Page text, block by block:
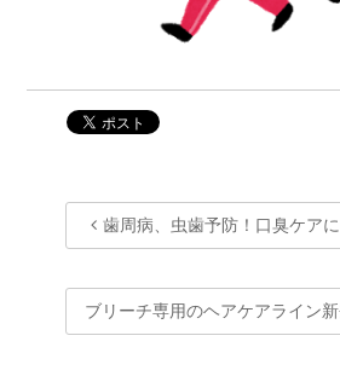
歯周病、虫歯予防！口臭ケア
ブリーチ専用のヘアケアライン